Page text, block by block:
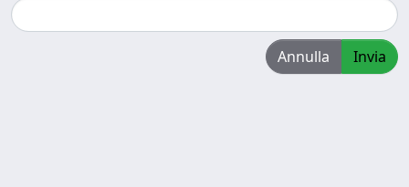
Annulla Invia